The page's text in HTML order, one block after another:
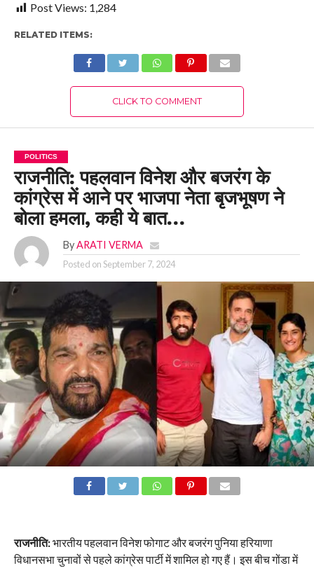
Post Views: 1,284
RELATED ITEMS:
CLICK TO COMMENT
POLITICS
राजनीति: पहलवान विनेश और बजरंग के
कांग्रेस में आने पर भाजपा नेता बृजभूषण ने
बोला हमला, कही ये बात…
By ARATI VERMA
Posted onSeptember 7, 2024
राजनीति:भारतीय पहलवान विनेश फोगाट और बजरंग पुनिया हरियाणा
विधानसभा चुनावों से पहले कांग्रेस पार्टी में शामिल हो गए हैं। इस बीच गोंडा में